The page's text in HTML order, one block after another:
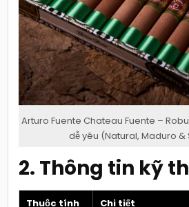
Arturo Fuente Chateau Fuente –
dễ yêu (Natural, Maduro &
2. Thông tin kỹ
Thuộc tính Chi tiết